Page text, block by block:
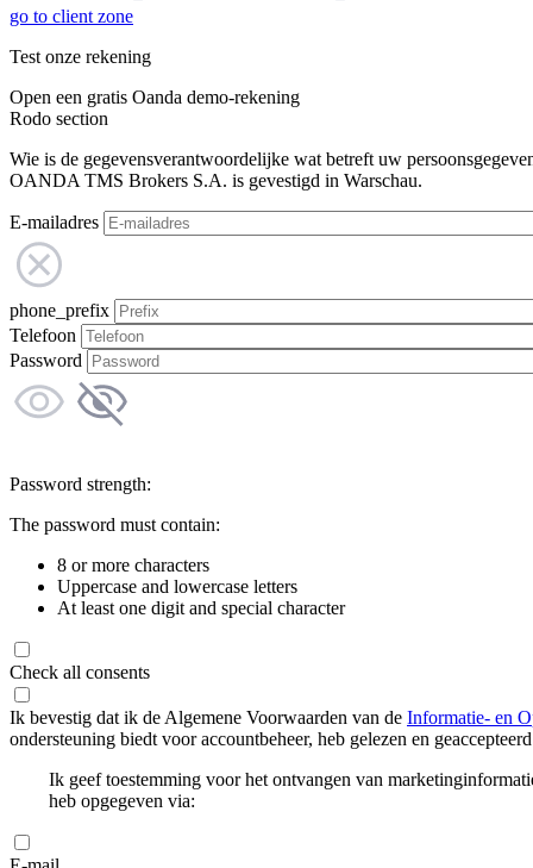
go to client zone
Test onze rekening
Open een gratis Oanda demo-rekening
Rodo section
Wie is de gegevensverantwoordelijke wat betreft uw
OANDA TMS Brokers S.A. is gevestigd in Warschau.
E-mailadres
phone_prefix
Telefoon
Password
Password strength:
The password must contain:
8 or more characters
Uppercase and lowercase letters
At least one digit and special character
Check all consents
Ik bevestig dat ik de Algemene Voorwaarden van de Informatie- en
ondersteuning biedt voor accountbeheer, heb gelezen en
Ik geef toestemming voor het ontvangen van
heb opgegeven via: